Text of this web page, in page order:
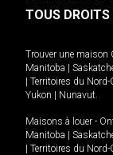
TOUS DROITS
Trouver une maison
Manitoba
Territoires du Nord-
Yukon
Nunavut.
Maisons à louer -
Manitoba
Territoires du Nord-